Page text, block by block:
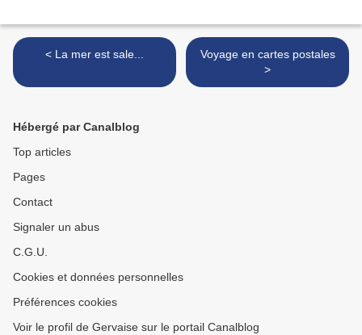
< La mer est sale...
Voyage en cartes postales
>
Hébergé par Canalblog
Top articles
Pages
Contact
Signaler un abus
C.G.U.
Cookies et données personnelles
Préférences cookies
Voir le profil de Gervaise sur le portail Canalblog